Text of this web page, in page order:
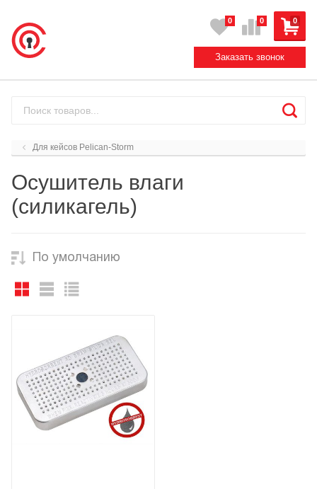
0
0 0
Заказать звонок
Для кейсов Pelican-Storm
Осушитель влаги
(силикагель)